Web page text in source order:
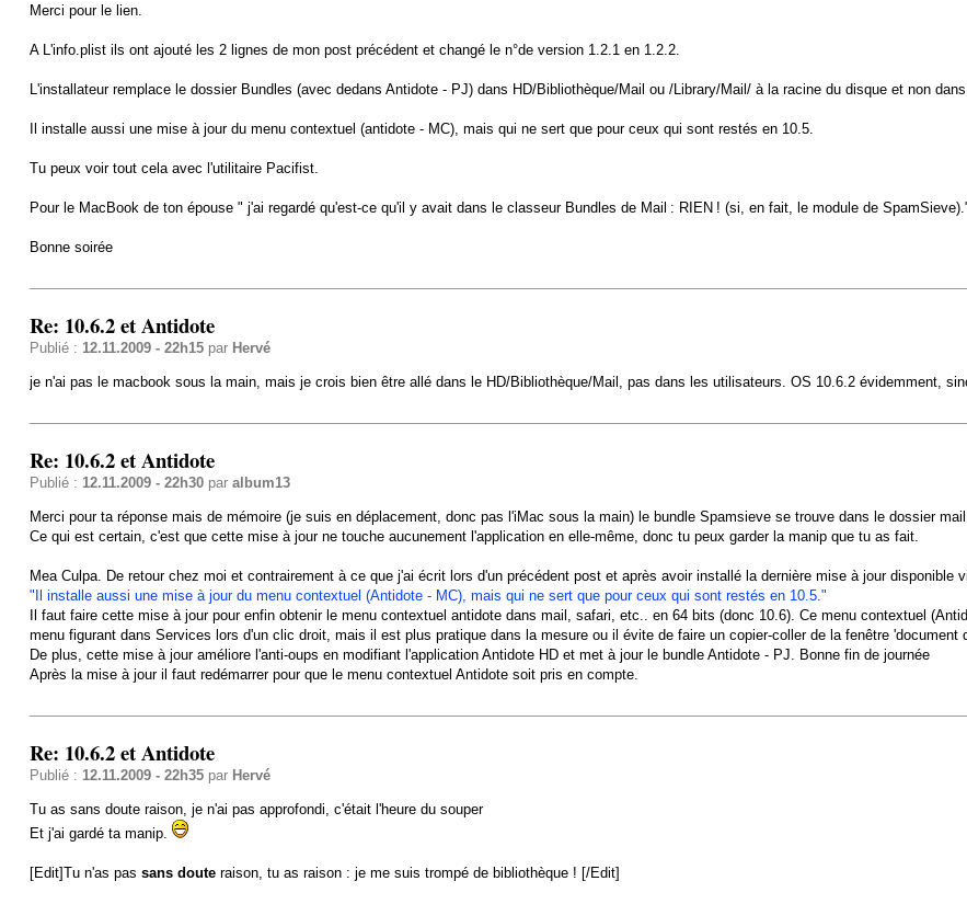
Merci pour le lien.
A L'info.plist ils ont ajouté les 2 lignes de mon post précédent et changé le n°de version 1.2.1 en 1.2.2.
L'installateur remplace le dossier Bundles (avec dedans Antidote - PJ) dans HD/Bibliothèque/Mail ou /Library/Mail/ à la racine du disque et non
Il installe aussi une mise à jour du menu contextuel (antidote - MC), mais qui ne sert que pour ceux qui sont restés en 10.5.
Tu peux voir tout cela avec l'utilitaire Pacifist.
Pour le MacBook de ton épouse " j'ai regardé qu'est-ce qu'il y avait dans le classeur Bundles de Mail : RIEN ! (si, en fait, le module de
Bonne soirée
Re: 10.6.2 et Antidote
Publié : 12.11.2009 - 22h15par Hervé
je n'ai pas le macbook sous la main, mais je crois bien être allé dans le HD/Bibliothèque/Mail, pas dans les utilisateurs. OS 10.6.2 évidemment,
Re: 10.6.2 et Antidote
Publié : 12.11.2009 - 22h30par album13
Merci pour ta réponse mais de mémoire (je suis en déplacement, donc pas l'iMac sous la main) le bundle Spamsieve se trouve dans le dossier
Ce qui est certain, c'est que cette mise à jour ne touche aucunement l'application en elle-même, donc tu peux garder la manip que tu as fait.
Mea Culpa. De retour chez moi et contrairement à ce que j'ai écrit lors d'un précédent post et après avoir installé la dernière mise à jour
"Il installe aussi une mise à jour du menu contextuel (Antidote - MC), mais qui ne sert que pour ceux qui sont restés en 10.5."
Il faut faire cette mise à jour pour enfin obtenir le menu contextuel antidote dans mail, safari, etc.. en 64 bits (donc 10.6). Ce menu contextuel
menu figurant dans Services lors d'un clic droit, mais il est plus pratique dans la mesure ou il évite de faire un copier-coller de la fenêtre 'document
De plus, cette mise à jour améliore l'anti-oups en modifiant l'application Antidote HD et met à jour le bundle Antidote - PJ. Bonne fin de journée
Après la mise à jour il faut redémarrer pour que le menu contextuel Antidote soit pris en compte.
Re: 10.6.2 et Antidote
Publié : 12.11.2009 - 22h35par Hervé
Tu as sans doute raison, je n'ai pas approfondi, c'était l'heure du souper
Et j'ai gardé ta manip.
[Edit]Tu n'as pas sans douteraison, tu as raison : je me suis trompé de bibliothèque ! [/Edit]